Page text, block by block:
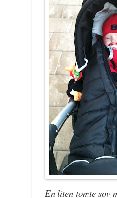
En liten tomte sov